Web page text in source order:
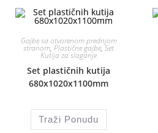
Gajbe sa otvorenom prednjom
stranom, Plastične gajbe,Set
Kutija za slaganje
Set plastičnih kutija
680x1020x1100mm
Traži Ponudu